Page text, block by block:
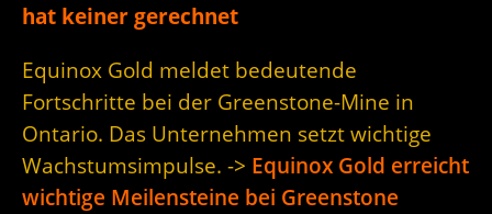
hat keiner gerechnet
Equinox Gold meldet bedeutende
Fortschritte bei der Greenstone-Mine in
Ontario. Das Unternehmen setzt wichtige
Wachstumsimpulse. -> Equinox Gold erreicht
wichtige Meilensteine bei Greenstone